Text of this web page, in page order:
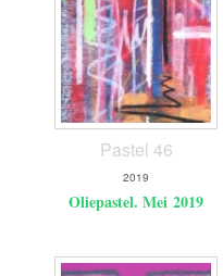
Pastel 46
2019
Oliepastel. Mei 2019